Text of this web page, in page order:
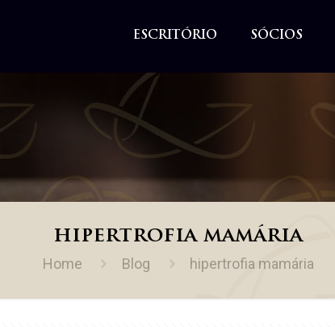
ESCRITÓRIO SÓCIOS
hipertrofia mamária
Home Blog hipertrofia mamária